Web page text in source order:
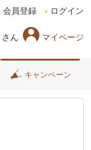
さん マイページ
会員登録 ログイン
キャンペーン